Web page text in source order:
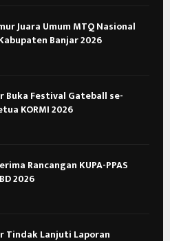
Juara Umum MTQ Nasional
Banjar 2026
Buka Festival Gateball se-
KORMI 2026
Rancangan KUPA-PPAS
2026
Tindak Lanjuti Laporan